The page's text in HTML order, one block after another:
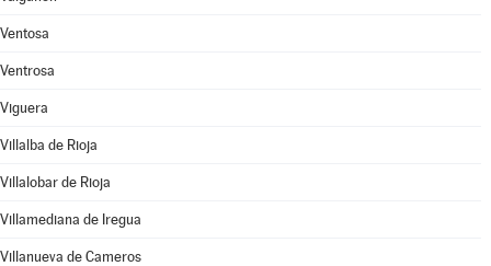
Ventosa
Ventrosa
Viguera
Villalba de Rioja
Villalobar de Rioja
Villamediana de Iregua
Villanueva de Cameros